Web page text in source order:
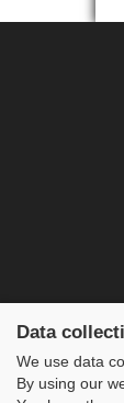
Data
We use data
By using our